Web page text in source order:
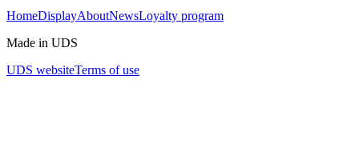
HomeDisplayAboutNewsLoyalty program
Made in UDS
UDS websiteTerms of use